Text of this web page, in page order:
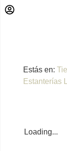
Estás en:
Estanterías
Loading...